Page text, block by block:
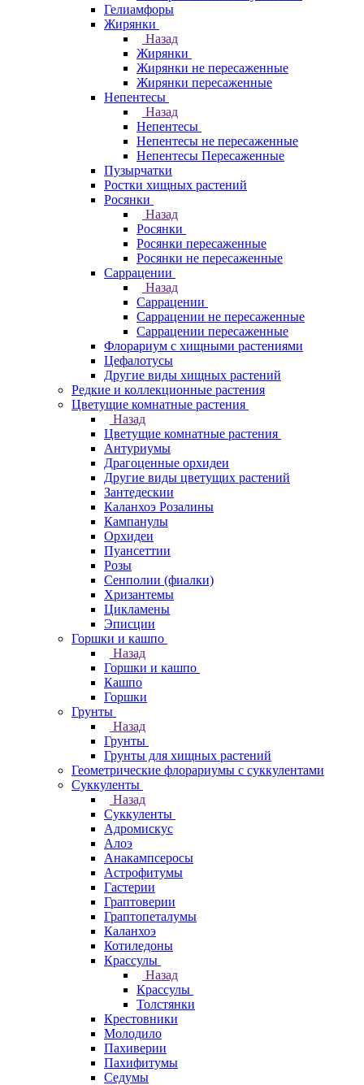
Гелиамфоры
Жирянки
Назад
Жирянки
Жирянки не пересаженные
Жирянки пересаженные
Непентесы
Назад
Непентесы
Непентесы не пересаженные
Непентесы Пересаженные
Пузырчатки
Ростки хищных растений
Росянки
Назад
Росянки
Росянки пересаженные
Росянки не пересаженные
Саррацении
Назад
Саррацении
Саррацении не пересаженные
Саррацении пересаженные
Флорариум с хищными растениями
Цефалотусы
Другие виды хищных растений
Редкие и коллекционные растения
Цветущие комнатные растения
Назад
Цветущие комнатные растения
Антуриумы
Драгоценные орхидеи
Другие виды цветущих растений
Зантедескии
Каланхоэ Розалины
Кампанулы
Орхидеи
Пуансеттии
Розы
Сенполии (фиалки)
Хризантемы
Цикламены
Эписции
Горшки и кашпо
Назад
Горшки и кашпо
Кашпо
Горшки
Грунты
Назад
Грунты
Грунты для хищных растений
Геометрические флорариумы с суккулентами
Суккуленты
Назад
Суккуленты
Адромискус
Алоэ
Анакампсеросы
Астрофитумы
Гастерии
Граптоверии
Граптопеталумы
Каланхоэ
Котиледоны
Крассулы
Назад
Крассулы
Толстянки
Крестовники
Молодило
Пахиверии
Пахифитумы
Седумы